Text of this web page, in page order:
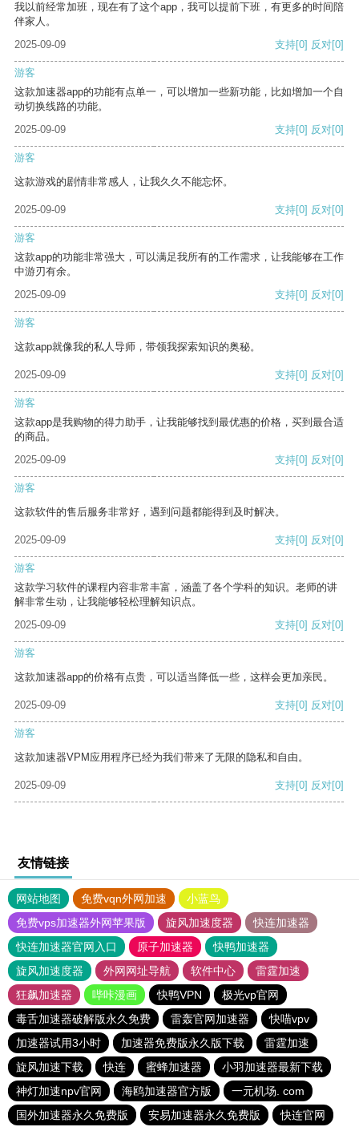
我以前经常加班，现在有了这个app，我可以提前下班，有更多的时间陪
伴家人。
2025-09-09
支持[0] 反对[0]
游客
这款加速器app的功能有点单一，可以增加一些新功能，比如增加一个自
动切换线路的功能。
2025-09-09
支持[0] 反对[0]
游客
这款游戏的剧情非常感人，让我久久不能忘怀。
2025-09-09 支持[0] 反对[0]
游客
这款app的功能非常强大，可以满足我所有的工作需求，让我能够在工作
中游刃有余。
2025-09-09
支持[0] 反对[0]
游客
这款app就像我的私人导师，带领我探索知识的奥秘。
2025-09-09 支持[0] 反对[0]
游客
这款app是我购物的得力助手，让我能够找到最优惠的价格，买到最合适
的商品。
2025-09-09
支持[0] 反对[0]
游客
这款软件的售后服务非常好，遇到问题都能得到及时解决。
2025-09-09 支持[0] 反对[0]
游客
这款学习软件的课程内容非常丰富，涵盖了各个学科的知识。老师的讲
解非常生动，让我能够轻松理解知识点。
2025-09-09
支持[0] 反对[0]
游客
这款加速器app的价格有点贵，可以适当降低一些，这样会更加亲民。
2025-09-09 支持[0] 反对[0]
游客
这款加速器VPM应用程序已经为我们带来了无限的隐私和自由。
2025-09-09 支持[0] 反对[0]
友情链接
网站地图 免费vqn外网加速
小蓝鸟
免费vps加速器外网苹果版
旋风加速度器
快连加速器
快连加速器官网入口
原子加速器
快鸭加速器
旋风加速度器
外网网址导航 软件中心
雷霆加速
狂飙加速器
哔咔漫画 快鸭VPN
极光vp官网
毒舌加速器破解版永久免费
雷轰官网加速器
快喵vpv
加速器试用3小时
加速器免费版永久版下载
雷霆加速
旋风加速下载
快连 蜜蜂加速器
小羽加速器最新下载
神灯加速npv官网
海鸥加速器官方版
一元机场. com
国外加速器永久免费版
安易加速器永久免费版 快连官网